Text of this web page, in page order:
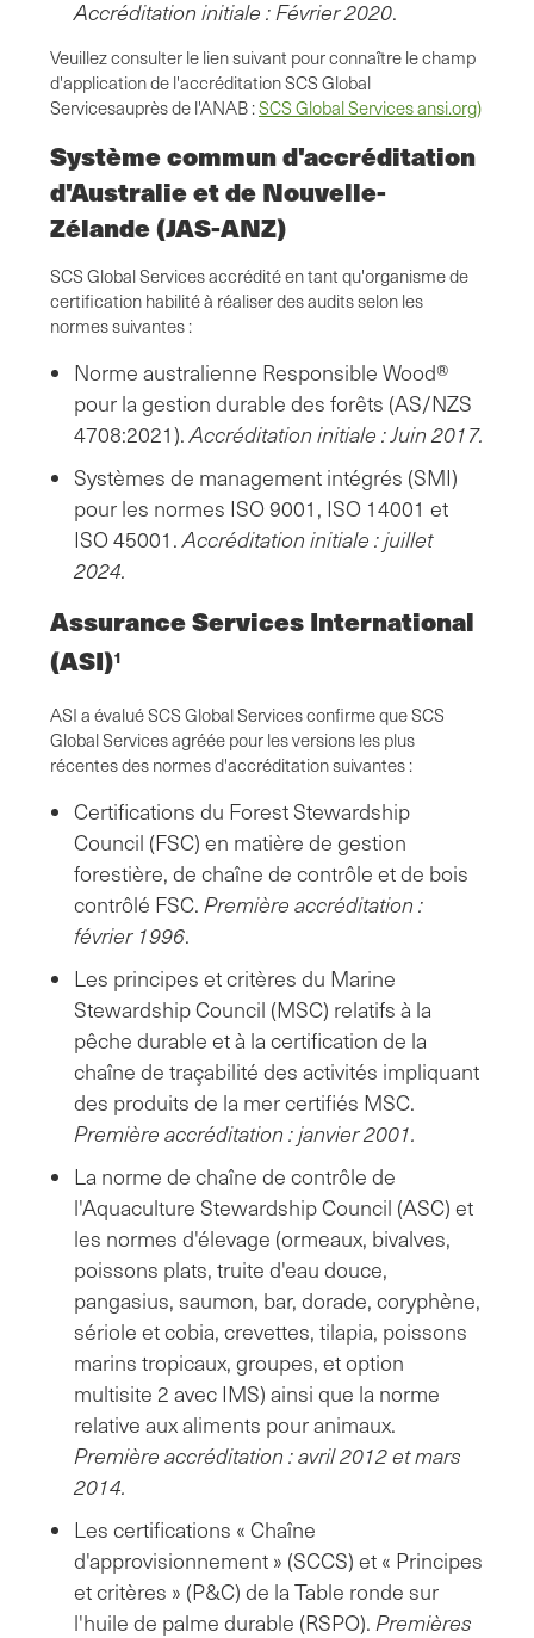
Accréditation initiale : Février 2020.
Veuillez consulter le lien suivant pour connaître le champ
d'application de l'accréditation SCS Global
Servicesauprès de l'ANAB :SCS Global Services ansi.org)
Système commun d'accréditation
d'Australie et de Nouvelle-
Zélande (JAS-ANZ)
SCS Global Services accrédité en tant qu'organisme de
certification habilité à réaliser des audits selon les
normes suivantes :
Norme australienne Responsible Wood®
pour la gestion durable des forêts (AS/NZS
4708:2021).Accréditation initiale : Juin 2017.
Systèmes de management intégrés (SMI)
pour les normes ISO 9001, ISO 14001 et
ISO 45001.Accréditation initiale : juillet
2024.
Assurance Services International
(ASI)1
ASI a évalué SCS Global Services confirme que SCS
Global Services agréée pour les versions les plus
récentes des normes d'accréditation suivantes :
Certifications du Forest Stewardship
Council (FSC) en matière de gestion
forestière, de chaîne de contrôle et de bois
contrôlé FSC. Première accréditation :
février 1996.
Les principes et critères du Marine
Stewardship Council (MSC) relatifs à la
pêche durable et à la certification de la
chaîne de traçabilité des activités impliquant
des produits de la mer certifiés MSC.
Première accréditation : janvier 2001.
La norme de chaîne de contrôle de
l'Aquaculture Stewardship Council (ASC) et
les normes d'élevage (ormeaux, bivalves,
poissons plats, truite d'eau douce,
pangasius, saumon, bar, dorade, coryphène,
sériole et cobia, crevettes, tilapia, poissons
marins tropicaux, groupes, et option
multisite 2 avec IMS) ainsi que la norme
relative aux aliments pour animaux.
Première accréditation : avril 2012 et mars
2014.
Les certifications « Chaîne
d'approvisionnement » (SCCS) et « Principes
et critères » (P&C) de la Table ronde sur
l'huile de palme durable (RSPO). Premières